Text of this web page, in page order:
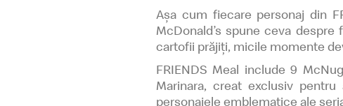
Așa cum fiecare personaj din
McDonald’s spune ceva
cartofii prăjiți, micile momente
FRIENDS Meal include 9
Marinara, creat exclusiv
personajele emblematice ale